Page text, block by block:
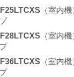
F25LTCXS （室内機
F28LTCXS （室内機
F36LTCXS （室内機